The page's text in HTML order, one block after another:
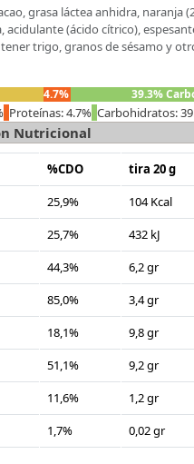
grasa láctea anhidra, naranja
(ácido cítrico),
trigo, granos de sésamo y
4.7% Proteínas 39.3%
Proteínas: 4.7% Carbohidratos:
Nutricional
%CDO tira 20 g
25,9% 104 Kcal
25,7% 432 kJ
44,3% 6,2 gr
85,0% 3,4 gr
18,1% 9,8 gr
51,1% 9,2 gr
11,6% 1,2 gr
1,7% 0,02 gr